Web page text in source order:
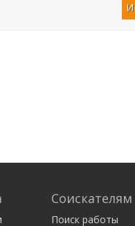
Соискателям
Поиск работы